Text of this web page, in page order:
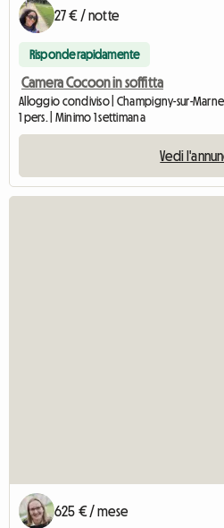
27 € / notte
Risponde rapidamente
Camera Cocoon in soffitta
Alloggio condiviso | Champigny-sur-
1 pers. | Minimo 1 settimana
Vedi
625 € / mese